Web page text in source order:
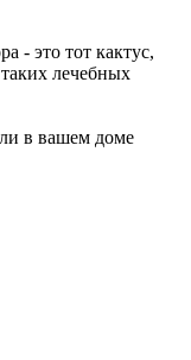
- это тот кактус,
лечебных
в вашем доме